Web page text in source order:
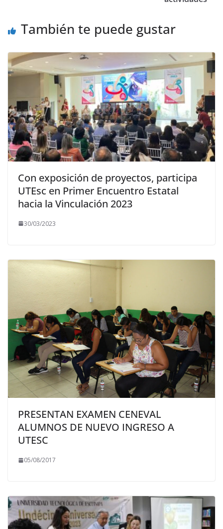
También te puede gustar
Con exposición de proyectos, participa
UTEsc en Primer Encuentro Estatal
hacia la Vinculación 2023
30/03/2023
PRESENTAN EXAMEN CENEVAL
ALUMNOS DE NUEVO INGRESO A
UTESC
05/08/2017